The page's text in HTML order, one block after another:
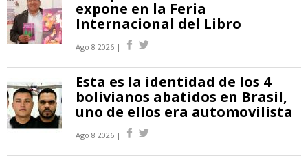
expone en la Feria
Internacional del Libro
Ago 8 2026 |
Esta es la identidad de los 4
bolivianos abatidos en Brasil,
uno de ellos era automovilista
Ago 8 2026 |